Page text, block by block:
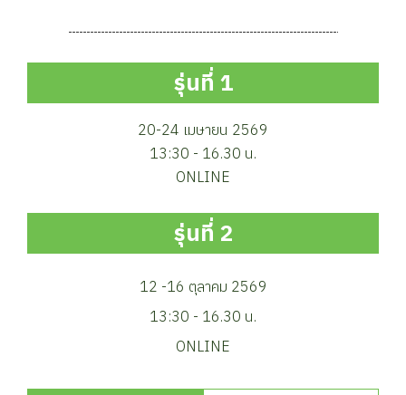
รุ่นที่ 1
20-24 เมษายน 2569
13:30 - 16.30 น.
ONLINE
รุ่นที่ 2
12 -16 ตุลาคม 2569
13:30 - 16.30 น.
ONLINE